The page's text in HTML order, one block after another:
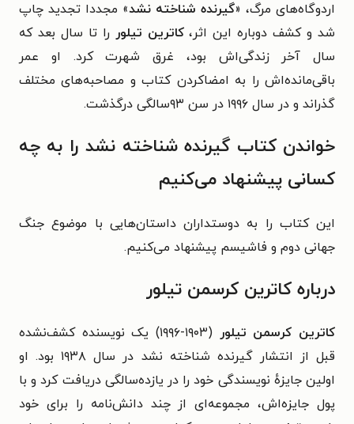
اردوگاه‌های مرگ، «گیرنده شناخته نشد» مجددا تجدید چاپ
شد و کشف دوباره این اثر،کاترین تیلور را تا سال بعد که
سال آخر زندگی‌اش بود، غرق شهرت کرد. او عمر
باقی‌مانده‌اش را به امضاکردن کتاب و مصاحبه‌های مختلف
گذراند و در سال ۱۹۹۶ در سن ۹۳سالگی درگذشت.
خواندن کتاب گیرنده شناخته نشد را به چه
کسانی پیشنهاد می‌کنیم
این کتاب را به دوستداران داستان‌هایی با موضوع جنگ
جهانی دوم و فاشیسم پیشنهاد می‌کنیم.
درباره کاترین کرسمن تیلور
کاترین کرسمن تیلور
(۱۹۰۳-۱۹۹۶) یک نویسنده کشف‌نشده
قبل از انتشار گیرنده شناخته نشد در سال ۱۹۳۸ بود. او
اولین جایزهٔ نویسندگی خود را در یازده‌سالگی دریافت کرد و با
پول جایزه‌اش، مجموعه‌ای از چند دانش‌نامه را برای خود